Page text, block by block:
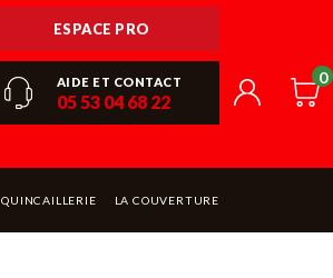
ESPACE PRO
AIDE ET CONTACT
05 53 04 68 22
0
QUINCAILLERIE LA COUVERTURE